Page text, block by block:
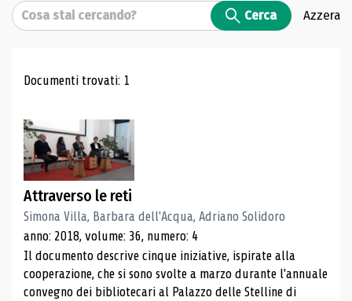
Cerca Cerca Azzera
Risultati di ricerca
Documenti trovati: 1
Attraverso le reti
Simona Villa, Barbara dell'Acqua, Adriano Solidoro
anno: 2018, volume: 36, numero: 4
Il documento descrive cinque iniziative, ispirate alla
cooperazione, che si sono svolte a marzo durante l'annuale
convegno dei bibliotecari al Palazzo delle Stelline di